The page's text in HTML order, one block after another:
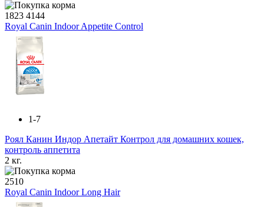
1823 4144
Royal Canin Indoor Appetite Control
1-7
Роял Канин Индор Апетайт Контрол для домашних кошек,
контроль аппетита
2 кг.
2510
Royal Canin Indoor Long Hair